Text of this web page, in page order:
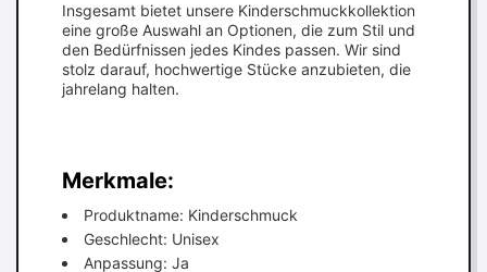
Insgesamt bietet unsere Kinderschmuckkollektion
eine große Auswahl an Optionen, die zum Stil und
den Bedürfnissen jedes Kindes passen. Wir sind
stolz darauf, hochwertige Stücke anzubieten, die
jahrelang halten.
Merkmale:
Produktname: Kinderschmuck
Geschlecht: Unisex
Anpassung: Ja